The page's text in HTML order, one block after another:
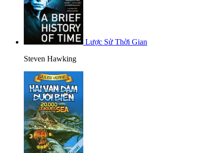
Lược Sử Thời Gian
Steven Hawking